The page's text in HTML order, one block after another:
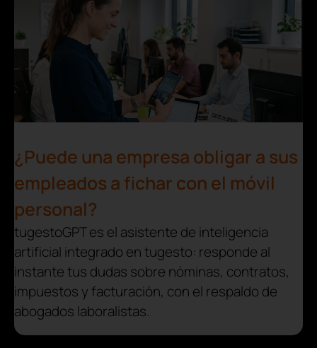
¿Puede una empresa obligar a sus
empleados a fichar con el móvil
personal?
tugestoGPT es el asistente de inteligencia
artificial integrado en tugesto: responde al
instante tus dudas sobre nóminas, contratos,
impuestos y facturación, con el respaldo de
abogados laboralistas.